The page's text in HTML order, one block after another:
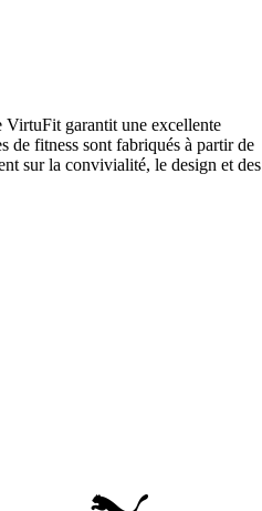
VirtuFit garantit une excellente
de fitness sont fabriqués à partir de
sur la convivialité, le design et des